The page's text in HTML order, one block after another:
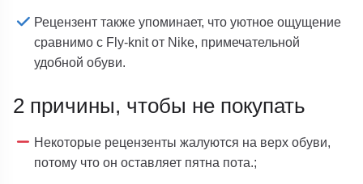
Рецензент также упоминает, что уютное ощущение
сравнимо с Fly-knit от Nike, примечательной
удобной обуви.
2 причины, чтобы не покупать
Некоторые рецензенты жалуются на верх обуви,
потому что он оставляет пятна пота.;